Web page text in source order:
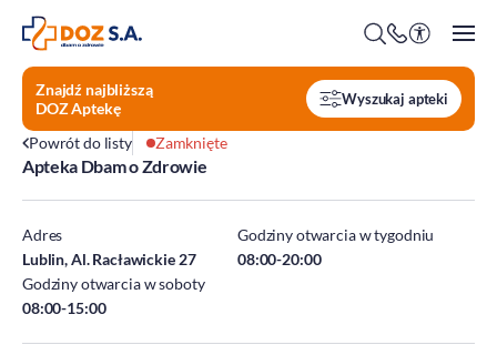
O firmie
Praca w Centrali
ESG
Znajdź najbliższą
DOZ Aptekę
Wyszukaj apteki
Powrót do listy Zamknięte
Apteka Dbam o Zdrowie
Adres
Lublin, Al. Racławickie 27
Godziny otwarcia w tygodniu
08:00-20:00
Godziny otwarcia w soboty
08:00-15:00